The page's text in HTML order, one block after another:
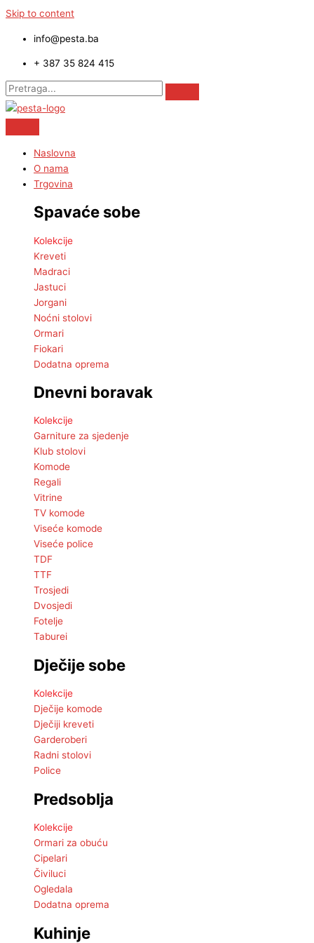
Skip to content
info@pesta.ba
+ 387 35 824 415
Naslovna
O nama
Trgovina
Spavaće sobe
Kolekcije
Kreveti
Madraci
Jastuci
Jorgani
Noćni stolovi
Ormari
Fiokari
Dodatna oprema
Dnevni boravak
Kolekcije
Garniture za sjedenje
Klub stolovi
Komode
Regali
Vitrine
TV komode
Viseće komode
Viseće police
TDF
TTF
Trosjedi
Dvosjedi
Fotelje
Taburei
Dječije sobe
Kolekcije
Dječije komode
Dječiji kreveti
Garderoberi
Radni stolovi
Police
Predsoblja
Kolekcije
Ormari za obuću
Cipelari
Čiviluci
Ogledala
Dodatna oprema
Kuhinje